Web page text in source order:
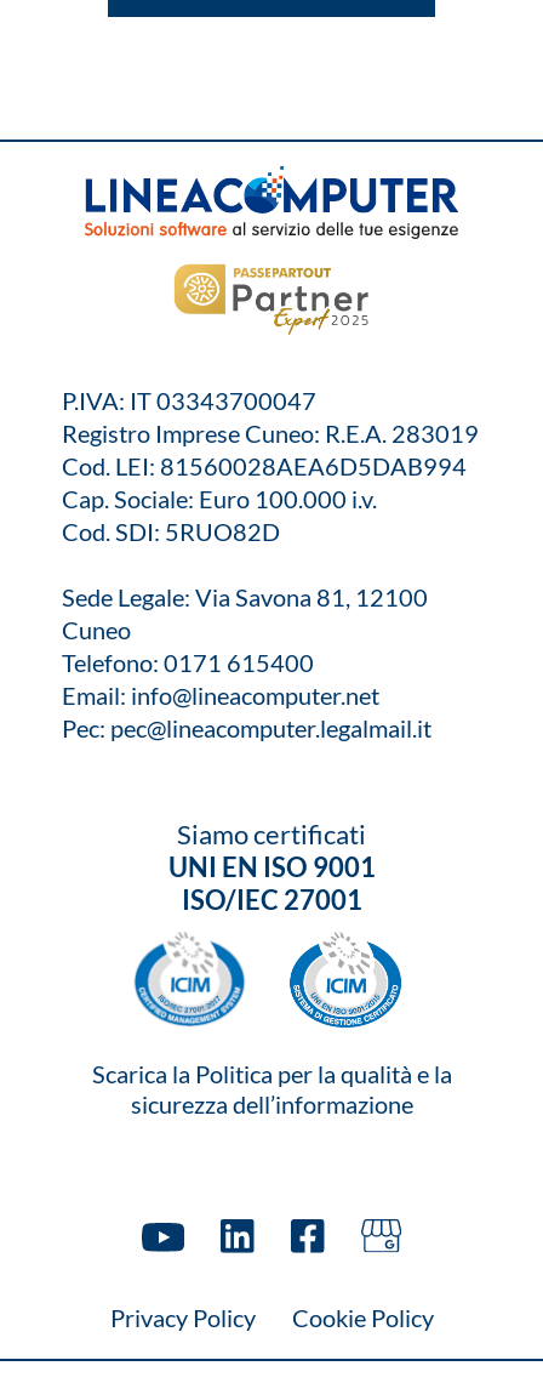
P.IVA: IT 03343700047
Registro Imprese Cuneo: R.E.A. 283019
Cod. LEI: 81560028AEA6D5DAB994
Cap. Sociale: Euro 100.000 i.v.
Cod. SDI: 5RUO82D
Sede Legale: Via Savona 81, 12100
Cuneo
Telefono: 0171 615400
Email: info@lineacomputer.net
Pec: pec@lineacomputer.legalmail.it
Siamo certificati
UNI EN ISO 9001
ISO/IEC 27001
Scarica la Politica per la qualità e la
sicurezza dell’informazione
Privacy Policy Cookie Policy